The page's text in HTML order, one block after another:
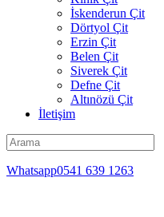
İskenderun Çit
Dörtyol Çit
Erzin Çit
Belen Çit
Siverek Çit
Defne Çit
Altınözü Çit
İletişim
Whatsapp0541 639 1263